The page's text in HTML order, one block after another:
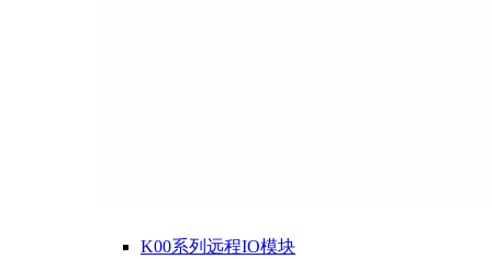
K00系列远程IO模块